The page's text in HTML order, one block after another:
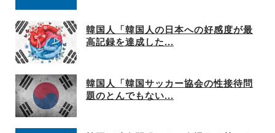
韓国人「韓国人の日本への好感度が最
高記録を達成した...
韓国人「韓国サッカー協会の性接待問
題のとんでもない...